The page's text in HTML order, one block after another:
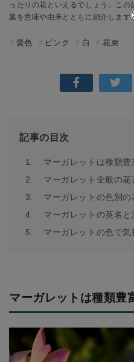
ったりの花といえるでしょう。こ
葉を意味や由来とともに紹介します
黄色 ピンク 白 花束
記事の目次
1.
マーガレットは種類
2.
マーガレット全般の花
3.
マーガレットの色別の
4.
マーガレットの英名と
5.
マーガレットの色で気
マーガレットは種類豊